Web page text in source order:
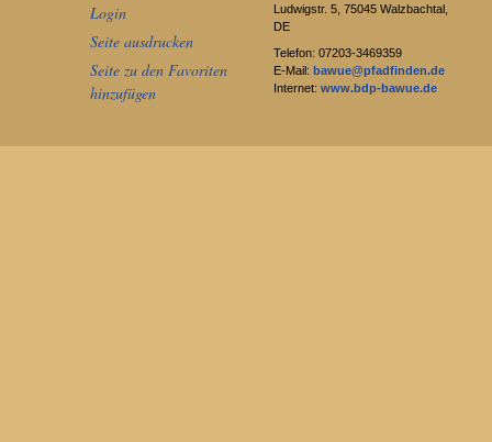
Login
Seite ausdrucken
Seite zu den Favoriten
hinzufügen
Ludwigstr. 5, 75045 Walzbachtal,
DE
Telefon: 07203-3469359
E-Mail: bawue@pfadfinden.de
Internet: www.bdp-bawue.de